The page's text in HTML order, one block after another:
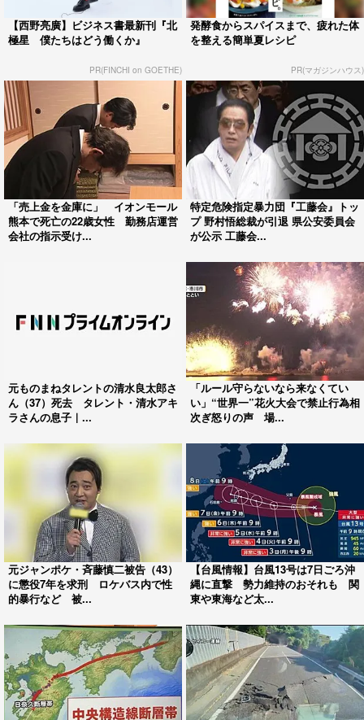
【西野亮廣】ビジネス書最新刊『北
極星 僕たちはどう働くか』
PR(FINCHI on GOETHE)
発酵食からスパイスまで、疲れた体
を整える簡単夏レシピ
PR(マガジンハウス)
「売上金を金庫に」 イオンモール
熊本で死亡の22歳女性 勤務店運営
会社の指示受け...
特定危険指定暴力団『工藤会』トッ
プ 野村悟総裁が引退 県公安委員会
が公示 工藤会...
元ものまねタレントの清水良太郎さ
ん（37）死去 タレント・清水アキ
ラさんの息子｜...
「ルール守らないなら来なくてい
い」“世界一”花火大会で禁止行為相
次ぎ怒りの声 場...
元ジャンポケ・斉藤慎二被告（43）
に懲役7年を求刑 ロケバス内で性
的暴行など 被...
【台風情報】台風13号は7日ごろ沖
縄に直撃 勢力維持のおそれも 関
東や東海など太...